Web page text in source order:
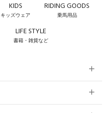
KIDS
キッズウェア
RIDING GOODS
乗馬用品
LIFE STYLE
書籍・雑貨など